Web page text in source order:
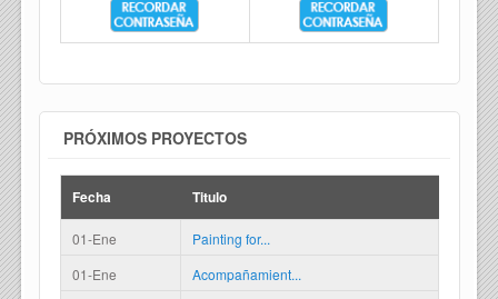
PRÓXIMOS PROYECTOS
Fecha Titulo
01-Ene
Painting for...
01-Ene
Acompañamient...